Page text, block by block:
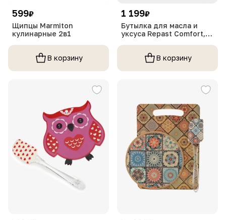
599₽
Щипцы Marmiton
кулинарные 2в1
В корзину
1 199₽
Бутылка для масла и
уксуса Repast Comfort,
В корзину